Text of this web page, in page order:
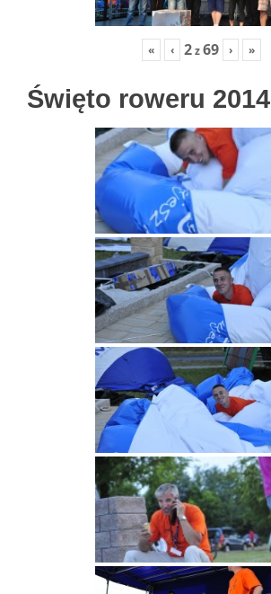
« ‹ 2z69 › »
Święto roweru 2014